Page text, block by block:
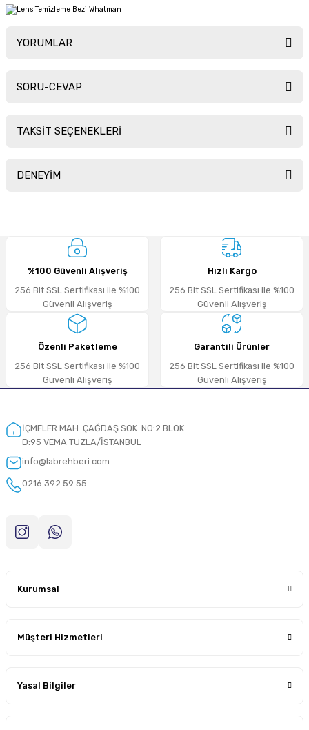
YORUMLAR
SORU-CEVAP
TAKSİT SEÇENEKLERİ
DENEYİM
Deneyimini Paylaş
%100 Güvenli Alışveriş
256 Bit SSL Sertifikası ile %100
Güvenli Alışveriş
Hızlı Kargo
256 Bit SSL Sertifikası ile %100
Güvenli Alışveriş
Özenli Paketleme
256 Bit SSL Sertifikası ile %100
Güvenli Alışveriş
Garantili Ürünler
256 Bit SSL Sertifikası ile %100
Güvenli Alışveriş
İÇMELER MAH. ÇAĞDAŞ SOK. NO:2 BLOK
D:95 VEMA TUZLA/İSTANBUL
info@labrehberi.com
0216 392 59 55
Kurumsal
Müşteri Hizmetleri
Yasal Bilgiler